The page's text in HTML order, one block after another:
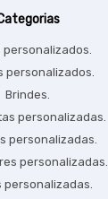
personalizados.
personalizados.
Brindes.
personalizadas.
personalizadas.
personalizadas.
personalizadas.